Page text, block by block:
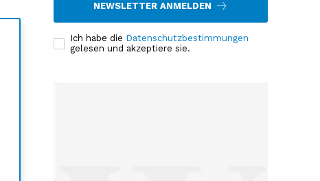
NEWSLETTER ANMELDEN
Ich habe die Datenschutzbestimmungen
gelesen und akzeptiere sie.